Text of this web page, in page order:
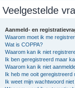
Veelgestelde
Aanmeld- en
Waarom moet ik me
Wat is COPPA?
Waarom kan ik niet
Ik ben geregistreerd maar
Waarom kan ik niet
Ik heb me ooit geregistreerd
Ik weet mijn wachtwoord niet